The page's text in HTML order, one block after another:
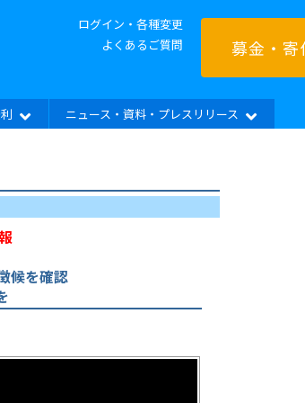
ログイン・各種変更
よくあるご質問
募金・寄
ニュース・資料・プレスリリース
候を確認